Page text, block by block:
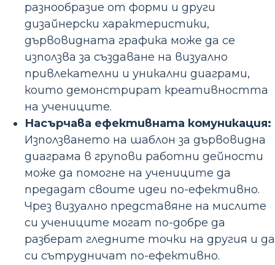
разнообразие от форми и други
дизайнерски характеристики,
дървовидната графика може да се
използва за създаване на визуално
привлекателни и уникални диаграми,
които демонстрират креативността
на учениците.
Насърчава ефективната комуникация:
Използването на шаблон за дървовидна
диаграма в групови работни дейности
може да помогне на учениците да
предадат своите идеи по-ефективно.
Чрез визуално представяне на мислите
си учениците могат по-добре да
разберат гледните точки на другия и да
си сътрудничат по-ефективно.